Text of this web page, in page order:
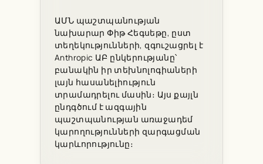
ԱՄՆ պաշտպանության
նախարար Փիթ Հեգսեթը, ըստ
տեղեկությունների, զգուշացրել է
Anthropic ԱԲ ընկերությանը՝
բանակին իր տեխնոլոգիաների
լայն հասանելիություն
տրամադրելու մասին։ Այս քայլն
ընդգծում է ազգային
պաշտպանության առաջադեմ
կարողությունների զարգացման
կարևորությունը։